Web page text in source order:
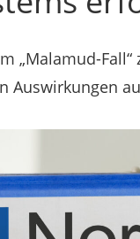
„Malamud-
Auswirkungen